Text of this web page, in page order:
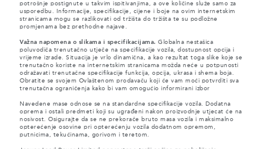
potrošnje postignute u takvim ispitivanjima, a ove količine služe samo za
usporedbu. Informacije, specifikacije, cijene i boje na ovim internetskim
stranicama mogu se razlikovati od tržišta do tržišta te su podložne
promjenama bez prethodne najave.
Važna napomena o slikama i specifikacijama. Globalna nestašica
poluvodiča trenutačno utječe na specifikacije vozila, dostupnost opcija i
vrijeme izrade. Situacija je vrlo dinamična, a kao rezultat toga slike koje se
trenutačno koriste na internetskim stranicama možda neće u potpunosti
odražavati trenutačne specifikacije funkcija, opcija, ukrasa i shema boja.
Obratite se svojem Ovlaštenom prodavaču koji će vam moći potvrditi sva
trenutačna ograničenja kako bi vam omogućio informirani izbor
Navedene mase odnose se na standardne specifikacije vozila. Dodatna
oprema i ostali predmeti koji su ugrađeni nakon proizvodnje utjecat će na
nosivost. Osigurajte da se ne prekorače bruto masa vozila i maksimalno
opterećenje osovine pri opterećenju vozila dodatnom opremom,
putnicima, tekućinama, gorivom i teretom.